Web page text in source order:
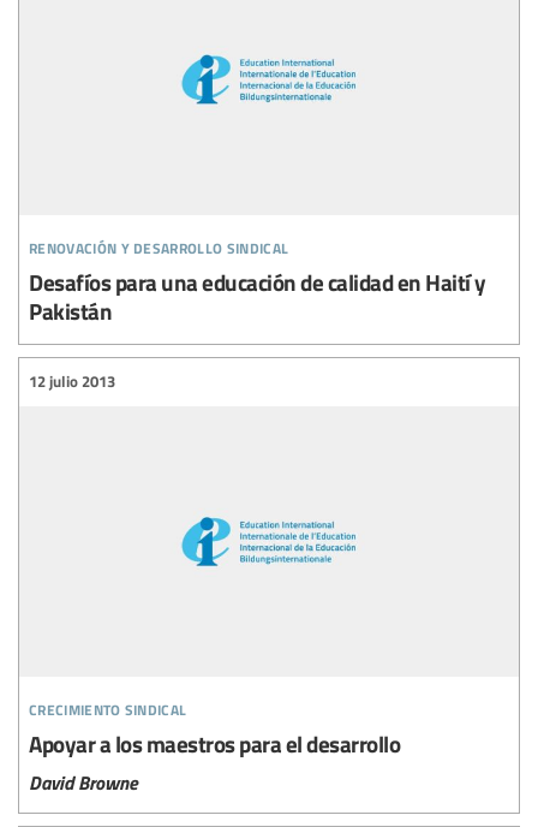
renovación y desarrollo sindical
Desafíos para una educación de calidad en Haití y
Pakistán
crecimiento sindical
12 julio 2013
Apoyar a los maestros para el desarrollo
David Browne